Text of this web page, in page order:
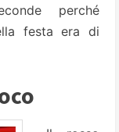
perché
festa era di